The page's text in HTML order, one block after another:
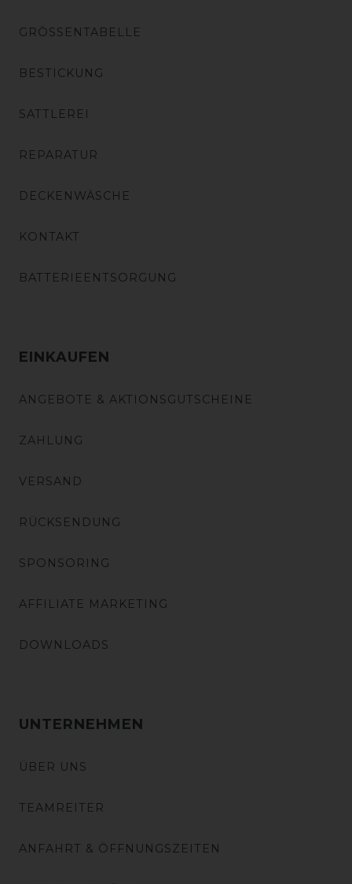
GRÖSSENTABELLE
BESTICKUNG
SATTLEREI
REPARATUR
DECKENWÄSCHE
KONTAKT
BATTERIEENTSORGUNG
EINKAUFEN
ANGEBOTE & AKTIONSGUTSCHEINE
ZAHLUNG
VERSAND
RÜCKSENDUNG
SPONSORING
AFFILIATE MARKETING
DOWNLOADS
UNTERNEHMEN
ÜBER UNS
TEAMREITER
ANFAHRT & ÖFFNUNGSZEITEN